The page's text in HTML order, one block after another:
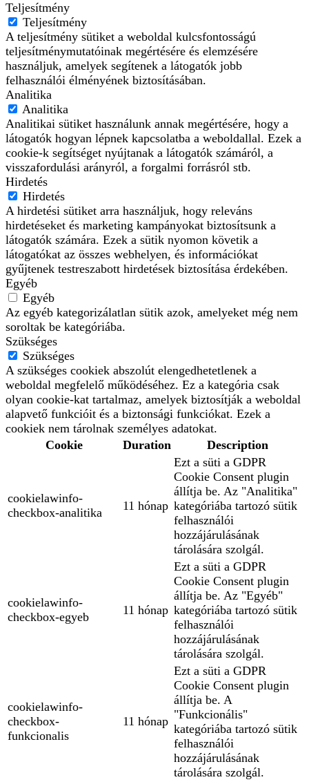
Teljesítmény
Teljesítmény
A teljesítmény sütiket a weboldal kulcsfontosságú
teljesítménymutatóinak megértésére és elemzésére
használjuk, amelyek segítenek a látogatók jobb
felhasználói élményének biztosításában.
Analitika
Analitika
Analitikai sütiket használunk annak megértésére, hogy a
látogatók hogyan lépnek kapcsolatba a weboldallal. Ezek a
cookie-k segítséget nyújtanak a látogatók számáról, a
visszafordulási arányról, a forgalmi forrásról stb.
Hirdetés
Hirdetés
A hirdetési sütiket arra használjuk, hogy releváns
hirdetéseket és marketing kampányokat biztosítsunk a
látogatók számára. Ezek a sütik nyomon követik a
látogatókat az összes webhelyen, és információkat
gyűjtenek testreszabott hirdetések biztosítása érdekében.
Egyéb
Egyéb
Az egyéb kategorizálatlan sütik azok, amelyeket még nem
soroltak be kategóriába.
Szükséges
Szükséges
A szükséges cookiek abszolút elengedhetetlenek a
weboldal megfelelő működéséhez. Ez a kategória csak
olyan cookie-kat tartalmaz, amelyek biztosítják a weboldal
alapvető funkcióit és a biztonsági funkciókat. Ezek a
cookiek nem tárolnak személyes adatokat.
Cookie
Duration Description
cookielawinfo-
checkbox-analitika
11 hónap
Ezt a süti a GDPR
Cookie Consent plugin
állítja be. Az "Analitika"
kategóriába tartozó sütik
felhasználói
hozzájárulásának
tárolására szolgál.
cookielawinfo-
checkbox-egyeb
11 hónap
Ezt a süti a GDPR
Cookie Consent plugin
állítja be. Az "Egyéb"
kategóriába tartozó sütik
felhasználói
hozzájárulásának
tárolására szolgál.
cookielawinfo-
checkbox-
funkcionalis
11 hónap
Ezt a süti a GDPR
Cookie Consent plugin
állítja be. A
"Funkcionális"
kategóriába tartozó sütik
felhasználói
hozzájárulásának
tárolására szolgál.